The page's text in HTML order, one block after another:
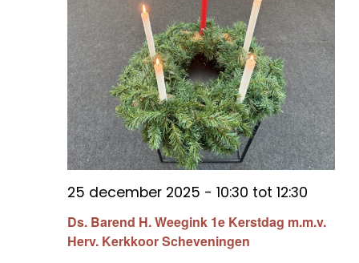
Ds. Barend H. Weegink 1e Kerstdag m.m.v.
Herv. Kerkkoor Scheveningen
25 december 2025 - 10:30 tot 12:30